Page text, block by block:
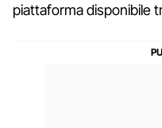
piattaforma disponibile